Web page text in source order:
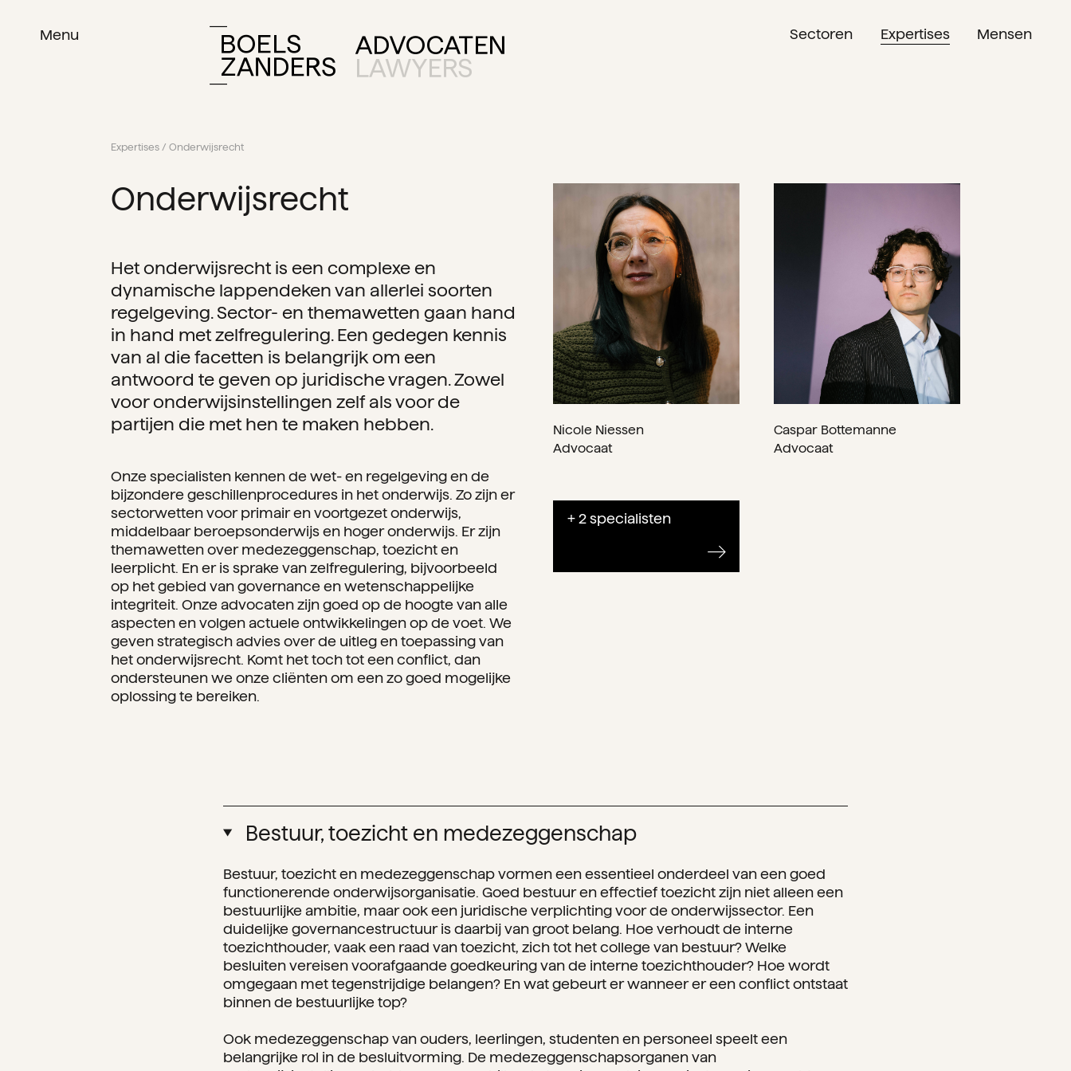
Menu Sectoren Expertises Mensen
NL EN
Expertises / Onderwijsrecht
Onderwijsrecht
Het onderwijsrecht is een complexe en
dynamische lappendeken van allerlei soorten
regelgeving. Sector- en themawetten gaan hand
in hand met zelfregulering. Een gedegen kennis
van al die facetten is belangrijk om een
antwoord te geven op juridische vragen. Zowel
voor onderwijsinstellingen zelf als voor de
partijen die met hen te maken hebben.
Onze specialisten kennen de wet- en regelgeving en de
bijzondere geschillenprocedures in het onderwijs. Zo zijn er
sectorwetten voor primair en voortgezet onderwijs,
middelbaar beroepsonderwijs en hoger onderwijs. Er zijn
themawetten over medezeggenschap, toezicht en
leerplicht. En er is sprake van zelfregulering, bijvoorbeeld
op het gebied van governance en wetenschappelijke
integriteit. Onze advocaten zijn goed op de hoogte van alle
aspecten en volgen actuele ontwikkelingen op de voet. We
geven strategisch advies over de uitleg en toepassing van
het onderwijsrecht. Komt het toch tot een conflict, dan
ondersteunen we onze cliënten om een zo goed mogelijke
oplossing te bereiken.
Nicole Niessen
Advocaat
Caspar Bottemanne
Advocaat
+ 2 specialisten
Bestuur, toezicht en medezeggenschap
Bestuur, toezicht en medezeggenschap vormen een essentieel onderdeel van een goed
functionerende onderwijsorganisatie. Goed bestuur en effectief toezicht zijn niet alleen een
bestuurlijke ambitie, maar ook een juridische verplichting voor de onderwijssector. Een
duidelijke governancestructuur is daarbij van groot belang. Hoe verhoudt de interne
toezichthouder, vaak een raad van toezicht, zich tot het college van bestuur? Welke
besluiten vereisen voorafgaande goedkeuring van de interne toezichthouder? Hoe wordt
omgegaan met tegenstrijdige belangen? En wat gebeurt er wanneer er een conflict ontstaat
binnen de bestuurlijke top?
Ook medezeggenschap van ouders, leerlingen, studenten en personeel speelt een
belangrijke rol in de besluitvorming. De medezeggenschapsorganen van